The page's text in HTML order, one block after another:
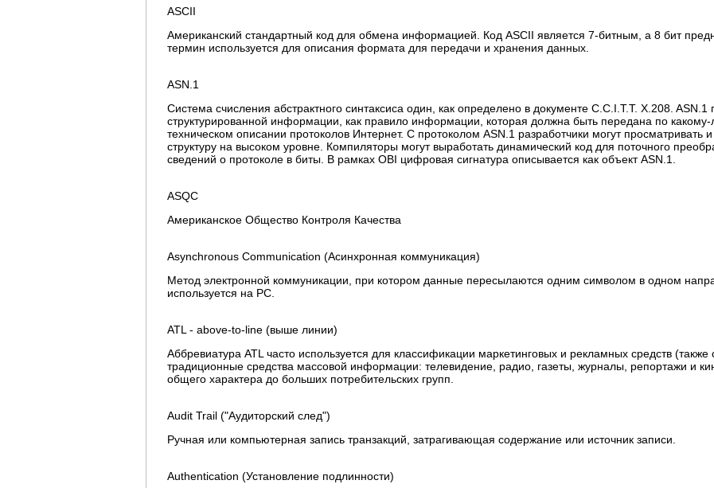
ASCII
Американский стандартный код для обмена информацией. Код ASCII является 7-битным, а 8 бит
термин используется для описания формата для передачи и хранения данных.
ASN.1
Система счисления абстрактного синтаксиса один, как определено в документе C.C.I.T.T. X.208.
структурированной информации, как правило информации, которая должна быть передана по какому-
техническом описании протоколов Интернет. С протоколом ASN.1 разработчики могут
структуру на высоком уровне. Компиляторы могут выработать динамический код для поточного
сведений о протоколе в биты. В рамках OBI цифровая сигнатура описывается как объект ASN.1.
ASQC
Американское Общество Контроля Качества
Asynchronous Communication (Асинхронная коммуникация)
Метод электронной коммуникации, при котором данные пересылаются одним символом в одном
используется на PC.
ATL - above-to-line (выше линии)
Аббревиатура ATL часто используется для классификации маркетинговых и рекламных средств (также
традиционные средства массовой информации: телевидение, радио, газеты, журналы, репортажи и
общего характера до больших потребительских групп.
Audit Trail ("Аудиторский след")
Ручная или компьютерная запись транзакций, затрагивающая содержание или источник записи.
Authentication (Установление подлинности)